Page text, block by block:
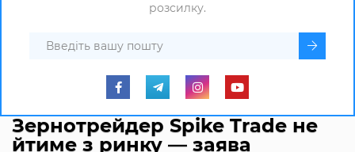
розсилку.
Зернотрейдер Spike Trade не
йтиме з ринку — заява